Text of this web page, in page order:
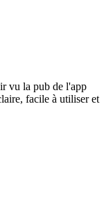
vu la pub de l'app
facile à utiliser et